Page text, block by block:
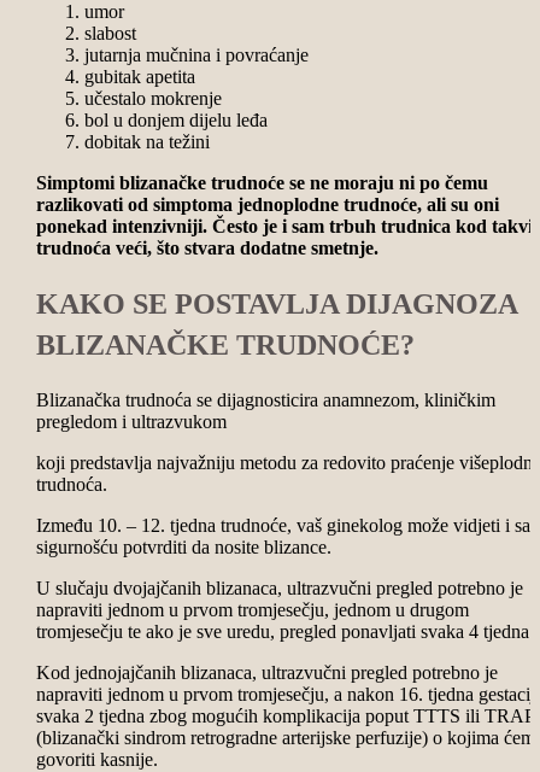
umor
slabost
jutarnja mučnina i povraćanje
gubitak apetita
učestalo mokrenje
bol u donjem dijelu leđa
dobitak na težini
Simptomi blizanačke trudnoće se ne moraju ni po čemu
razlikovati od simptoma jednoplodne trudnoće, ali su oni
ponekad intenzivniji. Često je i sam trbuh trudnica kod
trudnoća veći, što stvara dodatne smetnje.
KAKO SE POSTAVLJA DIJAGNOZA
BLIZANAČKE TRUDNOĆE?
Blizanačka trudnoća se dijagnosticira anamnezom, kliničkim
pregledom i ultrazvukom
koji predstavlja najvažniju metodu za redovito praćenje
trudnoća.
Između 10. – 12. tjedna trudnoće, vaš ginekolog može vidjeti i sa
sigurnošću potvrditi da nosite blizance.
U slučaju dvojajčanih blizanaca, ultrazvučni pregled potrebno je
napraviti jednom u prvom tromjesečju, jednom u drugom
tromjesečju te ako je sve uredu, pregled ponavljati svaka 4 tjedna.
Kod jednojajčanih blizanaca, ultrazvučni pregled potrebno je
napraviti jednom u prvom tromjesečju, a nakon 16. tjedna
svaka 2 tjedna zbog mogućih komplikacija poput TTTS ili TRAP
(blizanački sindrom retrogradne arterijske perfuzije) o kojima
govoriti kasnije.